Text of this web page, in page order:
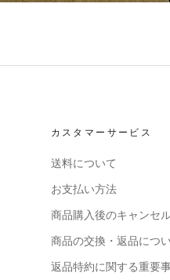
カスタマーサービス
送料について
お支払い方法
商品購入後のキャンセ
商品の交換・返品につ
返品特約に関する重要